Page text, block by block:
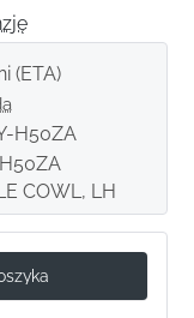
(ETA)
H50ZA
COWL, LH